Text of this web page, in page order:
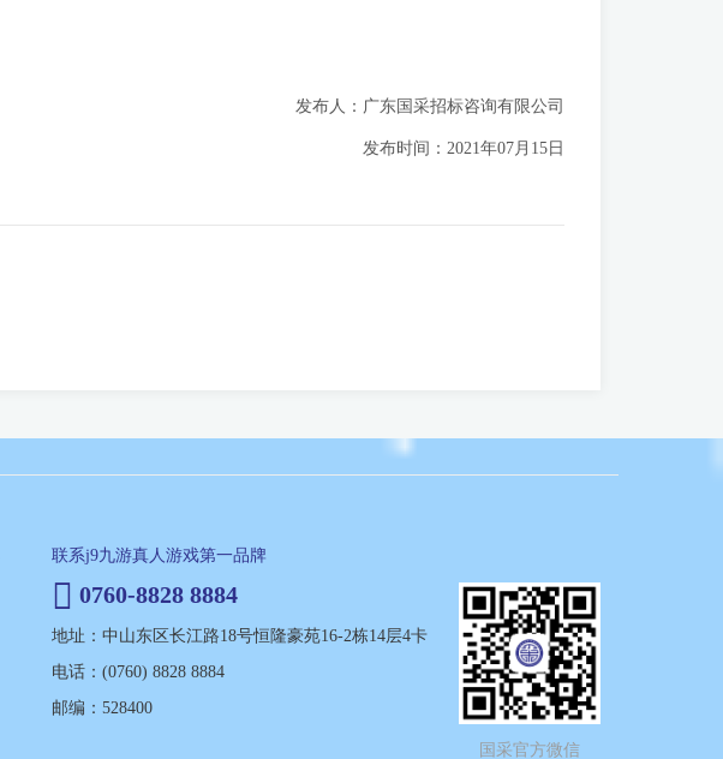
发布人：广东国采招标咨询有限公司
发布时间：2021年07月15日
联系j9九游真人游戏第一品牌
国采官方微信
0760-8828 8884
地址：中山东区长江路18号恒隆豪苑16-2栋14层4卡
电话：(0760) 8828 8884
邮编：528400